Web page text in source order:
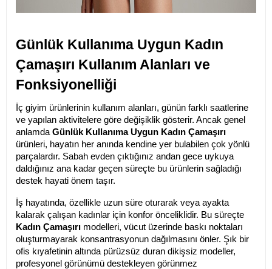
Günlük Kullanıma Uygun Kadın
Çamaşırı Kullanım Alanları ve
Fonksiyonelliği
İç giyim ürünlerinin kullanım alanları, günün farklı saatlerine
ve yapılan aktivitelere göre değişiklik gösterir. Ancak genel
anlamda Günlük Kullanıma Uygun Kadın Çamaşırı
ürünleri, hayatın her anında kendine yer bulabilen çok yönlü
parçalardır. Sabah evden çıktığınız andan gece uykuya
daldığınız ana kadar geçen süreçte bu ürünlerin sağladığı
destek hayati önem taşır.
İş hayatında, özellikle uzun süre oturarak veya ayakta
Kadın Çamaşırı modelleri, vücut üzerinde baskı noktaları
oluşturmayarak konsantrasyonun dağılmasını önler. Şık bir
ofis kıyafetinin altında pürüzsüz duran dikişsiz modeller,
profesyonel görünümü destekleyen görünmez